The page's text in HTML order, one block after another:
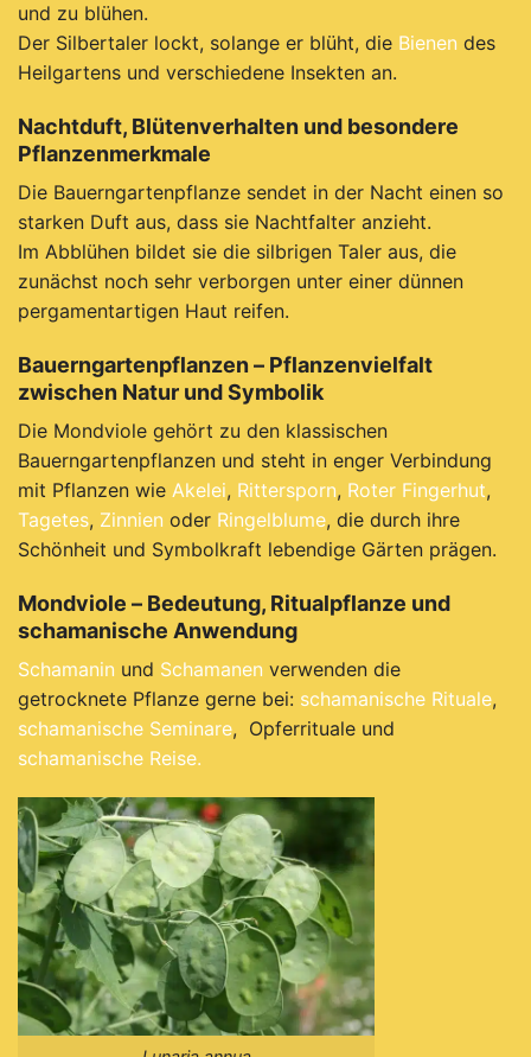
und zu blühen.
Der Silbertaler lockt, solange er blüht, die Bienen des
Heilgartens und verschiedene Insekten an.
Nachtduft, Blütenverhalten und besondere
Pflanzenmerkmale
Die Bauerngartenpflanze sendet in der Nacht einen so
starken Duft aus, dass sie Nachtfalter anzieht.
Im Abblühen bildet sie die silbrigen Taler aus, die
zunächst noch sehr verborgen unter einer dünnen
pergamentartigen Haut reifen.
Bauerngartenpflanzen – Pflanzenvielfalt
zwischen Natur und Symbolik
Die Mondviole gehört zu den klassischen
Bauerngartenpflanzen und steht in enger Verbindung
mit Pflanzen wie Akelei, Rittersporn, Roter Fingerhut,
Tagetes, Zinnien oder Ringelblume, die durch ihre
Schönheit und Symbolkraft lebendige Gärten prägen.
Mondviole – Bedeutung, Ritualpflanze und
schamanische Anwendung
Schamanin und Schamanen verwenden die
getrocknete Pflanze gerne bei: schamanische Rituale,
schamanische Seminare, Opferrituale und
schamanische Reise.